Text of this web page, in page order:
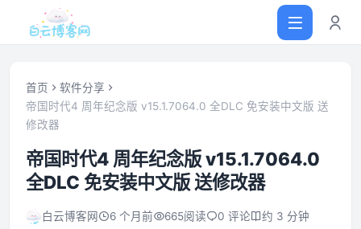
首页
网站源码
软件仓库
首页
软件分享
帝国时代4 周年纪念版 v15.1.7064.0 全DLC 免安装中文版 送
修改器
帝国时代4 周年纪念版 v15.1.7064.0
全DLC 免安装中文版 送修改器
白云博客网 6 个月前 665阅读 0 评论 约 3 分钟